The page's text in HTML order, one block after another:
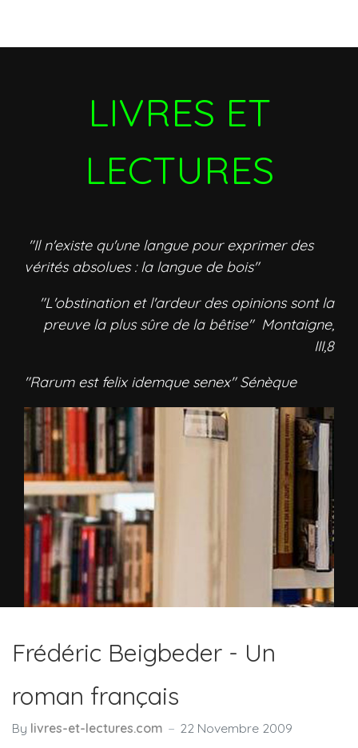
LIVRES ET
LECTURES
"Il n'existe qu'une langue pour exprimer des
vérités absolues : la langue de bois"
"L'obstination et l'ardeur des opinions sont la
preuve la plus sûre de la bêtise" Montaigne,
III,8
"Rarum est felix idemque senex" Sénèque
Frédéric Beigbeder - Un
roman français
By livres-et-lectures.com 22 Novembre 2009